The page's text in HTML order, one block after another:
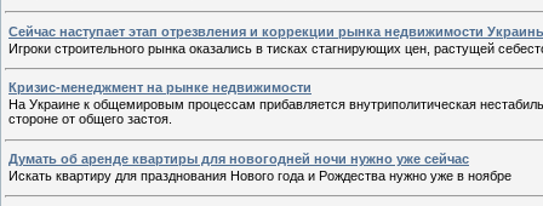
Сейчас наступает этап отрезвления и коррекции рынка недвижимости
Игроки строительного рынка оказались в тисках стагнирующих цен, растущей
Кризис-менеджмент на рынке недвижимости
На Украине к общемировым процессам прибавляется внутриполитическая
стороне от общего застоя.
Думать об аренде квартиры для новогодней ночи нужно уже сейчас
Искать квартиру для празднования Нового года и Рождества нужно уже в ноябре